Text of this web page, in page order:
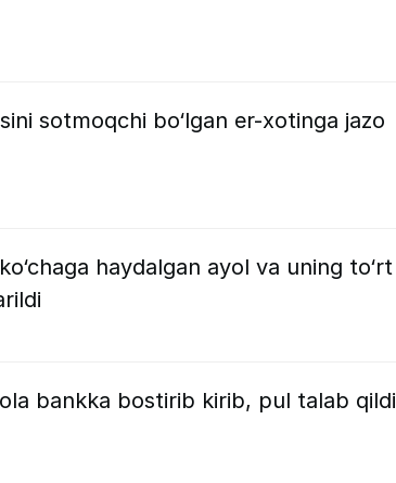
sotmoqchi bo‘lgan er-xotinga jazo
haydalgan ayol va uning to‘rt
bankka bostirib kirib, pul talab qildi